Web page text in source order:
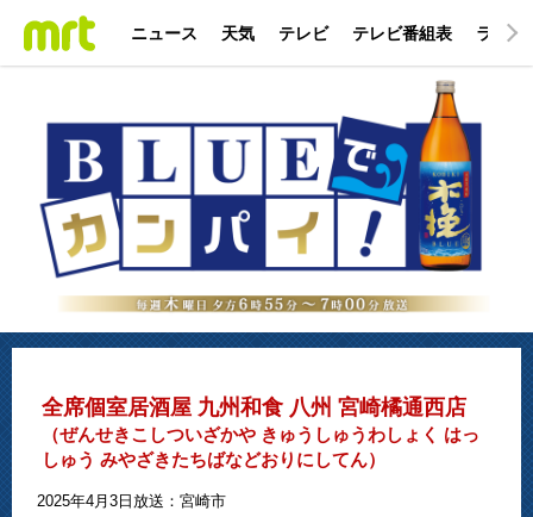
ニュース 天気 テレビ テレビ番組表 ラジオ
全席個室居酒屋 九州和食 八州 宮崎橘通西店
（ぜんせきこしついざかや きゅうしゅうわしょく はっ
しゅう みやざきたちばなどおりにしてん）
2025年4月3日放送：宮崎市